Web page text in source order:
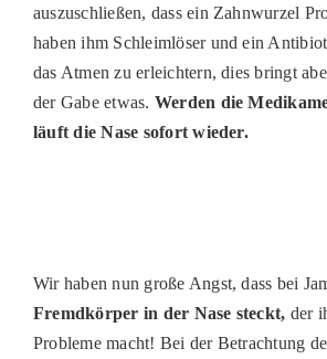
auszuschließen, dass ein Zahnwurzel
haben ihm Schleimlöser und ein
das Atmen zu erleichtern, dies bringt
der Gabe etwas. Werden die
läuft die Nase sofort wieder.
Wir haben nun große Angst, dass bei
Fremdkörper in der Nase steckt, der
Probleme macht! Bei der Betrachtung